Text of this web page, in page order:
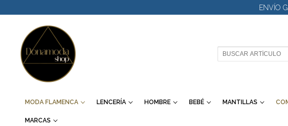
AL
ENVÍO
BUSCAR:
MODA FLAMENCA LENCERÍA HOMBRE BEBÉ MANTILLAS
MARCAS